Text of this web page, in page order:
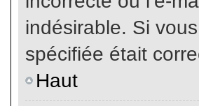
indésirable. Si
spécifiée était
Haut